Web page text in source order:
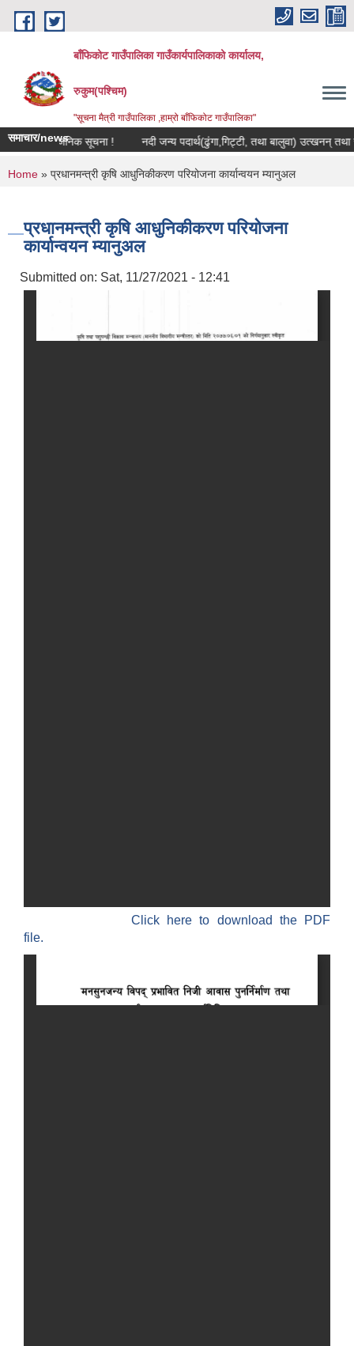
Skip to main content
बाँफिकोट गाउँपालिका गाउँकार्यपालिकाको कार्यालय,
रुकुम(पश्चिम)
"सूचना मैत्री गाउँपालिका ,हाम्रो बाँफिकोट गाउँपालिका"
समाचार/news
सार्वजनिक सूचना ! नदी जन्य पदार्थ(ढुंगा,गिट्टी, तथा बालुवा) उत्खनन् तथा
You are here
Home » प्रधानमन्त्री कृषि आधुनिकीकरण परियोजना कार्यान्वयन म्यानुअल
प्रधानमन्त्री कृषि आधुनिकीकरण परियोजना
कार्यान्वयन म्यानुअल
Submitted on: Sat, 11/27/2021 - 12:41
Click here to download the PDF
file.